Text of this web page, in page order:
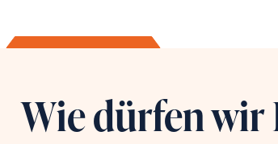
Wie dürfen wir